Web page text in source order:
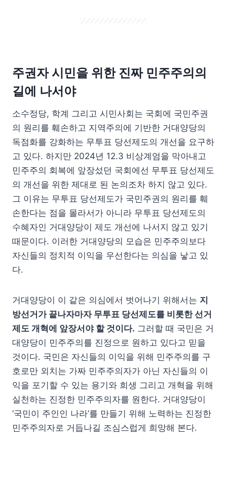
주권자 시민을 위한 진짜 민주주의의
길에 나서야
소수정당, 학계 그리고 시민사회는 국회에 국민주권
의 원리를 훼손하고 지역주의에 기반한 거대양당의
독점화를 강화하는 무투표 당선제도의 개선을 요구하
고 있다. 하지만 2024년 12.3 비상계엄을 막아내고
민주주의 회복에 앞장섰던 국회에선 무투표 당선제도
의 개선을 위한 제대로 된 논의조차 하지 않고 있다.
그 이유는 무투표 당선제도가 국민주권의 원리를 훼
손한다는 점을 몰라서가 아니라 무투표 당선제도의
수혜자인 거대양당이 제도 개선에 나서지 않고 있기
때문이다. 이러한 거대양당의 모습은 민주주의보다
자신들의 정치적 이익을 우선한다는 의심을 낳고 있
다.
거대양당이 이 같은 의심에서 벗어나기 위해서는 지
방선거가 끝나자마자 무투표 당선제도를 비롯한 선거
제도 개혁에 앞장서야 할 것이다. 그러할 때 국민은 거
대양당이 민주주의를 진정으로 원하고 있다고 믿을
것이다. 국민은 자신들의 이익을 위해 민주주의를 구
호로만 외치는 가짜 민주주의자가 아닌 자신들의 이
익을 포기할 수 있는 용기와 희생 그리고 개혁을 위해
실천하는 진정한 민주주의자를 원한다. 거대양당이
‘국민이 주인인 나라’를 만들기 위해 노력하는 진정한
민주주의자로 거듭나길 조심스럽게 희망해 본다.